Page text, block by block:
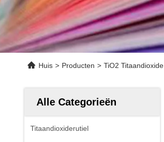
Huis > Producten > TiO2 Titaandioxide
Alle Categorieën
Titaandioxiderutiel